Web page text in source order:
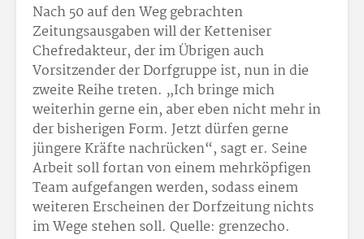
Nach 50 auf den Weg gebrachten
Zeitungsausgaben will der Ketteniser
Chefredakteur, der im Übrigen auch
Vorsitzender der Dorfgruppe ist, nun in die
zweite Reihe treten. „Ich bringe mich
weiterhin gerne ein, aber eben nicht mehr in
der bisherigen Form. Jetzt dürfen gerne
jüngere Kräfte nachrücken“, sagt er. Seine
Arbeit soll fortan von einem mehrköpfigen
Team aufgefangen werden, sodass einem
weiteren Erscheinen der Dorfzeitung nichts
im Wege stehen soll. Quelle: grenzecho.